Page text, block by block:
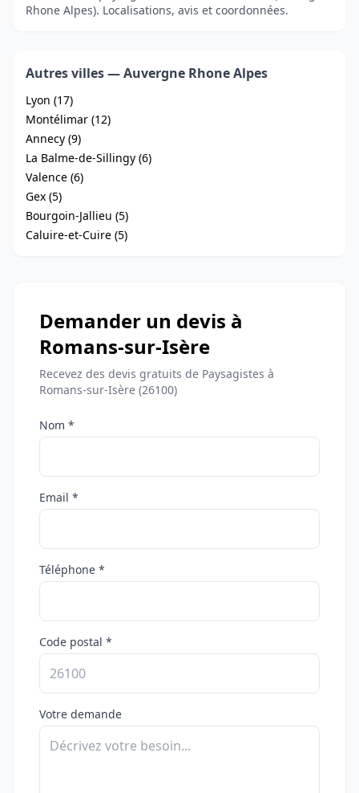
Rhone Alpes). Localisations, avis et coordonnées.
Autres villes — Auvergne Rhone Alpes
Lyon (17)
Montélimar (12)
Annecy (9)
La Balme-de-Sillingy (6)
Valence (6)
Gex (5)
Bourgoin-Jallieu (5)
Caluire-et-Cuire (5)
Demander un devis à
Romans-sur-Isère
Recevez des devis gratuits de Paysagistes à
Romans-sur-Isère (26100)
Nom *
Email *
Téléphone *
Code postal *
Votre demande